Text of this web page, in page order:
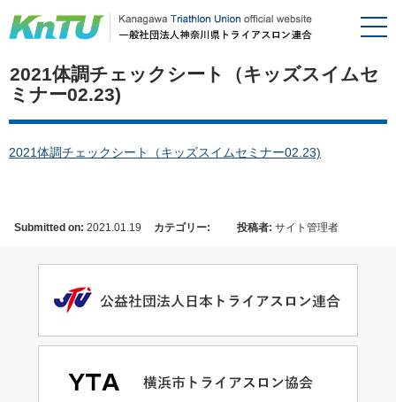
2021体調チェックシート（キッズスイムセ
ミナー02.23)
2021体調チェックシート（キッズスイムセミナー02.23)
Submitted on: 2021.01.19 カテゴリー: 投稿者: サイト管理者